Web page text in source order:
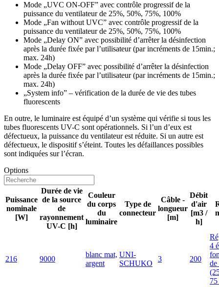
Mode „UVC ON-OFF” avec contrôle progressif de la
puissance du ventilateur de 25%, 50%, 75%, 100%
Mode „Fan without UVC” avec contrôle progressif de la
puissance du ventilateur de 25%, 50%, 75%, 100%
Mode „Delay ON” avec possibilité d’arrêter la désinfection
après la durée fixée par l’utilisateur (par incréments de 15min.;
max. 24h)
Mode „Delay OFF” avec possibilité d’arrêter la désinfection
après la durée fixée par l’utilisateur (par incréments de 15min.;
max. 24h)
„System info” – vérification de la durée de vie des tubes
fluorescents
En outre, le luminaire est équipé d’un système qui vérifie si tous les
tubes fluorescents UV-C sont opérationnels. Si l’un d’eux est
défectueux, la puissance du ventilateur est réduite. Si un autre est
défectueux, le dispositif s’éteint. Toutes les défaillances possibles
sont indiquées sur l’écran.
Options
Puissance
nominale
[W]
Durée de vie
de la source
de
rayonnement
UV-C [h]
Couleur
du corps
du
luminaire
Type de
connecteur
Câble -
longueur
[m]
Débit
d'air
[m3 /
h]
216 9000
blanc mat,
argent
UNI-
SCHUKO
3 200
4
de